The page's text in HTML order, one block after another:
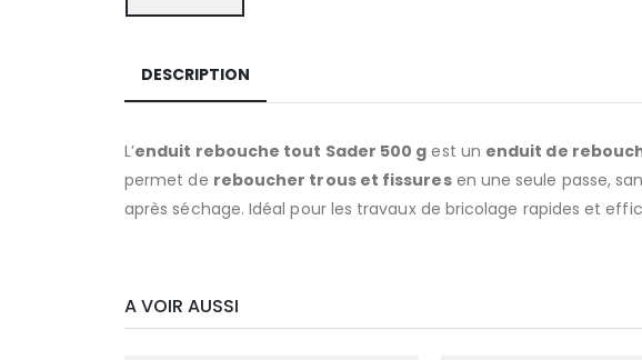
DESCRIPTION
L’enduit rebouche tout Sader 500 g est un enduit de
permet de reboucher trous et fissuresen une seule passe,
après séchage. Idéal pour les travaux de bricolage rapides et
A VOIR AUSSI